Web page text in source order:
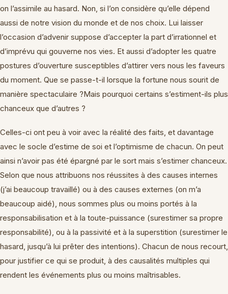
on l’assimile au hasard. Non, si l’on considère qu’elle dépend
aussi de notre vision du monde et de nos choix. Lui laisser
l’occasion d’advenir suppose d’accepter la part d’irrationnel et
d’imprévu qui gouverne nos vies. Et aussi d’adopter les quatre
postures d’ouverture susceptibles d’attirer vers nous les faveurs
du moment. Que se passe-t-il lorsque la fortune nous sourit de
manière spectaculaire ?Mais pourquoi certains s’estiment-ils plus
chanceux que d’autres ?
Celles-ci ont peu à voir avec la réalité des faits, et davantage
avec le socle d’estime de soi et l’optimisme de chacun. On peut
ainsi n’avoir pas été épargné par le sort mais s’estimer chanceux.
Selon que nous attribuons nos réussites à des causes internes
(j’ai beaucoup travaillé) ou à des causes externes (on m’a
beaucoup aidé), nous sommes plus ou moins portés à la
responsabilisation et à la toute-puissance (surestimer sa propre
responsabilité), ou à la passivité et à la superstition (surestimer le
hasard, jusqu’à lui prêter des intentions). Chacun de nous recourt,
pour justifier ce qui se produit, à des causalités multiples qui
rendent les événements plus ou moins maîtrisables.